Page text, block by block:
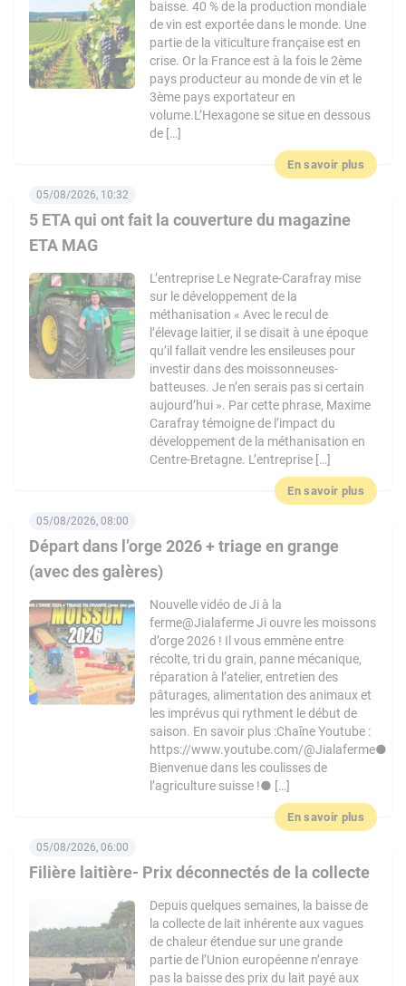
baisse. 40 % de la production mondiale
de vin est exportée dans le monde. Une
partie de la viticulture française est en
crise. Or la France est à la fois le 2ème
pays producteur au monde de vin et le
3ème pays exportateur en
volume.L’Hexagone se situe en dessous
de […]
En savoir plus
5 ETA qui ont fait la couverture du magazine
ETA MAG
05/08/2026, 10:32
L’entreprise Le Negrate-Carafray mise
sur le développement de la
méthanisation « Avec le recul de
l’élevage laitier, il se disait à une époque
qu’il fallait vendre les ensileuses pour
investir dans des moissonneuses-
batteuses. Je n’en serais pas si certain
aujourd’hui ». Par cette phrase, Maxime
Carafray témoigne de l’impact du
développement de la méthanisation en
Centre-Bretagne. L’entreprise […]
En savoir plus
Départ dans l’orge 2026 + triage en grange
(avec des galères)
05/08/2026, 08:00
Nouvelle vidéo de Ji à la
ferme@Jialaferme Ji ouvre les moissons
d’orge 2026 ! Il vous emmène entre
récolte, tri du grain, panne mécanique,
réparation à l’atelier, entretien des
pâturages, alimentation des animaux et
les imprévus qui rythment le début de
saison. En savoir plus :Chaîne Youtube :
https://www.youtube.com/@Jialaferme●
Bienvenue dans les coulisses de
l’agriculture suisse !● […]
En savoir plus
Filière laitière- Prix déconnectés de la collecte
05/08/2026, 06:00
Depuis quelques semaines, la baisse de
la collecte de lait inhérente aux vagues
de chaleur étendue sur une grande
partie de l’Union européenne n’enraye
pas la baisse des prix du lait payé aux